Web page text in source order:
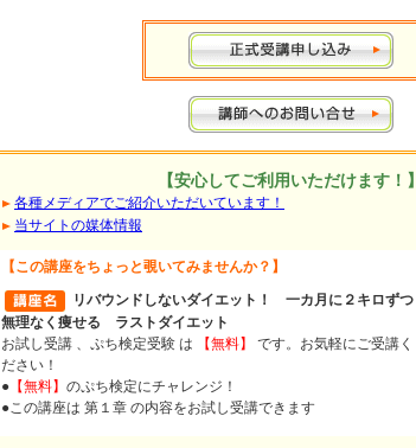
【安心してご利用いただけます！】
各種メディアでご紹介いただいています！
当サイトの媒体情報
【この講座をちょっと覗いてみませんか？】
リバウンドしないダイエット！ 一カ月に２キロずつ
無理なく痩せる ラストダイエット
お試し受講 、ぷち検定受験 は 【無料】 です。お気軽にご受講く
ださい！
● 【無料】 のぷち検定にチャレンジ！
●この講座は 第１章 の内容をお試し受講できます